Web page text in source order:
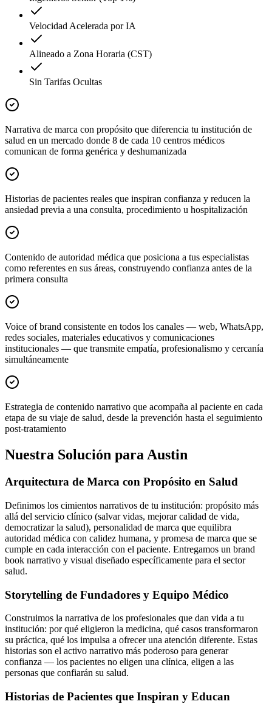
Velocidad Acelerada por IA
Alineado a Zona Horaria (CST)
Sin Tarifas Ocultas
Narrativa de marca con propósito que diferencia tu institución de
salud en un mercado donde 8 de cada 10 centros médicos
comunican de forma genérica y deshumanizada
Historias de pacientes reales que inspiran confianza y reducen la
ansiedad previa a una consulta, procedimiento u hospitalización
Contenido de autoridad médica que posiciona a tus especialistas
como referentes en sus áreas, construyendo confianza antes de la
primera consulta
Voice of brand consistente en todos los canales — web, WhatsApp,
redes sociales, materiales educativos y comunicaciones
institucionales — que transmite empatía, profesionalismo y cercanía
simultáneamente
Estrategia de contenido narrativo que acompaña al paciente en cada
etapa de su viaje de salud, desde la prevención hasta el seguimiento
post-tratamiento
Nuestra Solución para Austin
Arquitectura de Marca con Propósito en Salud
Definimos los cimientos narrativos de tu institución: propósito más
allá del servicio clínico (salvar vidas, mejorar calidad de vida,
democratizar la salud), personalidad de marca que equilibra
autoridad médica con calidez humana, y promesa de marca que se
cumple en cada interacción con el paciente. Entregamos un brand
book narrativo y visual diseñado específicamente para el sector
salud.
Storytelling de Fundadores y Equipo Médico
Construimos la narrativa de los profesionales que dan vida a tu
institución: por qué eligieron la medicina, qué casos transformaron
su práctica, qué los impulsa a ofrecer una atención diferente. Estas
historias son el activo narrativo más poderoso para generar
confianza — los pacientes no eligen una clínica, eligen a las
personas que confiarán su salud.
Historias de Pacientes que Inspiran y Educan